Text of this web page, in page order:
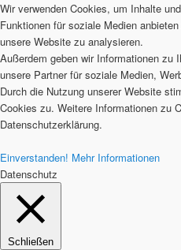
Wir verwenden Cookies, um Inhalte
Funktionen für soziale Medien
unsere Website zu analysieren.
Außerdem geben wir Informationen zu
unsere Partner für soziale Medien,
Durch die Nutzung unserer Website
Cookies zu. Weitere Informationen zu
Datenschutzerklärung.
Einverstanden! Mehr Informationen
Datenschutz
Schließen